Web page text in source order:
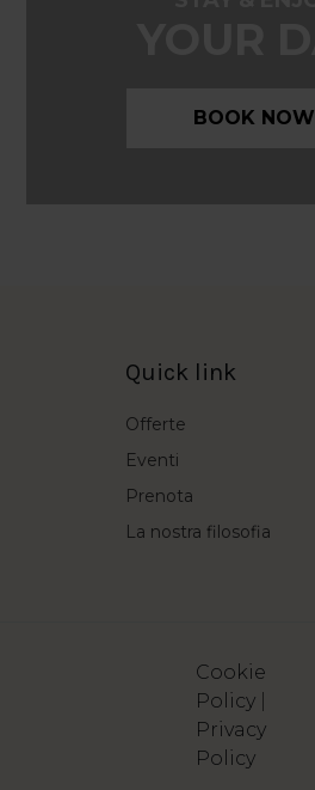
BOOK NOW
Quick link
Offerte
Eventi
Prenota
La nostra filosofia
Cookie
Policy
Privacy
Policy